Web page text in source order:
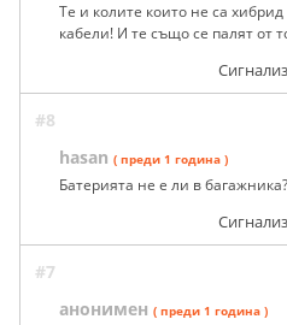
Те и колите които не са
кабели! И те също се палят от
#8
hasan ( преди 1 година )
Батерията не е ли в
#7
анонимен ( преди 1 година )